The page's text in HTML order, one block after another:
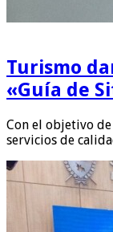
Turismo
«Guía de
Con el objetivo
servicios de